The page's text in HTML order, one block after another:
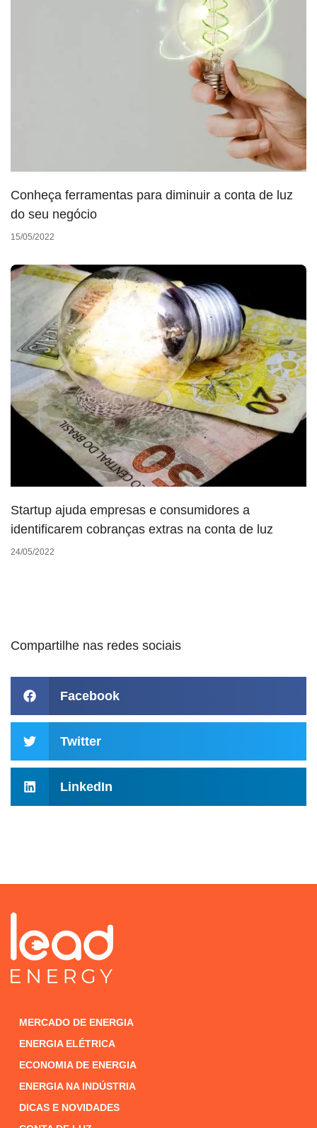
Conheça ferramentas para diminuir a conta de luz
do seu negócio
15/05/2022
Startup ajuda empresas e consumidores a
identificarem cobranças extras na conta de luz
24/05/2022
Compartilhe nas redes sociais
Facebook
Twitter
LinkedIn
MERCADO DE ENERGIA
ENERGIA ELÉTRICA
ECONOMIA DE ENERGIA
ENERGIA NA INDÚSTRIA
DICAS E NOVIDADES